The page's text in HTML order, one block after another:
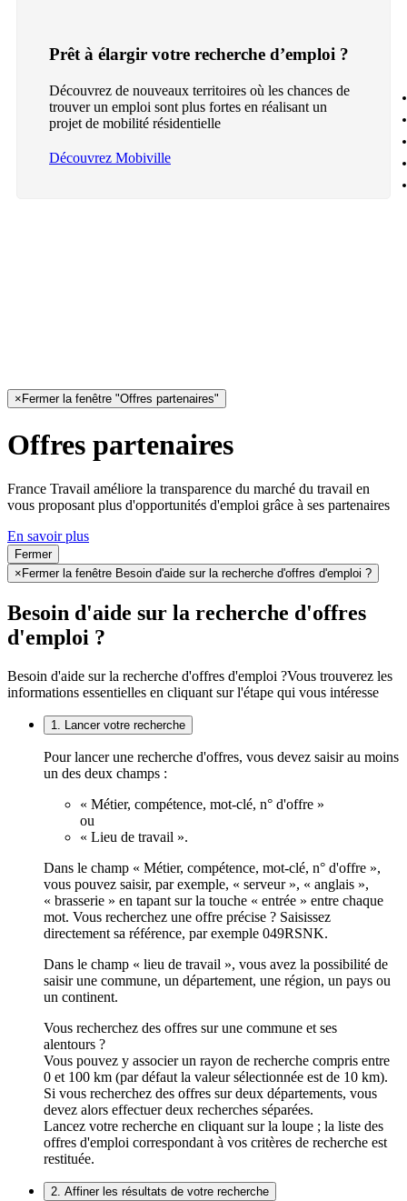
Prêt à élargir votre recherche d’emploi ?
Découvrez de nouveaux territoires où les chances de
trouver un emploi sont plus fortes en réalisant un
projet de mobilité résidentielle
Découvrez Mobiville
× Fermer la fenêtre "Offres partenaires"
Offres partenaires
France Travail améliore la transparence du marché du travail en
vous proposant plus d'opportunités d'emploi grâce à ses partenaires
En savoir plus
Fermer
× Fermer la fenêtre Besoin d'aide sur la recherche d'offres d'emploi ?
Besoin d'aide sur la recherche d'offres
d'emploi ?
Besoin d'aide sur la recherche d'offres d'emploi ?Vous trouverez les
informations essentielles en cliquant sur l'étape qui vous intéresse
1. Lancer votre recherche
Pour lancer une recherche d'offres, vous devez saisir au moins
un des deux champs :
« Métier, compétence, mot-clé, n° d'offre »
ou
« Lieu de travail ».
Dans le champ « Métier, compétence, mot-clé, n° d'offre »,
vous pouvez saisir, par exemple, « serveur », « anglais »,
« brasserie » en tapant sur la touche « entrée » entre chaque
mot. Vous recherchez une offre précise ? Saisissez
directement sa référence, par exemple 049RSNK.
Dans le champ « lieu de travail », vous avez la possibilité de
saisir une commune, un département, une région, un pays ou
un continent.
Vous recherchez des offres sur une commune et ses
alentours ?
Vous pouvez y associer un rayon de recherche compris entre
0 et 100 km (par défaut la valeur sélectionnée est de 10 km).
Si vous recherchez des offres sur deux départements, vous
devez alors effectuer deux recherches séparées.
Lancez votre recherche en cliquant sur la loupe ; la liste des
offres d'emploi correspondant à vos critères de recherche est
restituée.
2. Affiner les résultats de votre recherche